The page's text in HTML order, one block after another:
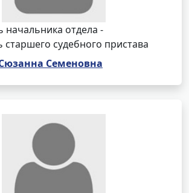
начальника отдела -
старшего судебного пристава
Семеновна